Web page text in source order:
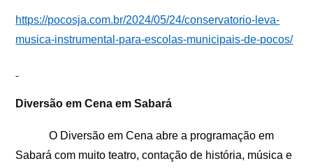
https://pocosja.com.br/2024/05/24/conservatorio-leva-
musica-instrumental-para-escolas-municipais-de-pocos/
Diversão em Cena em Sabará
O Diversão em Cena abre a programação em
Sabará com muito teatro, contação de história, música e